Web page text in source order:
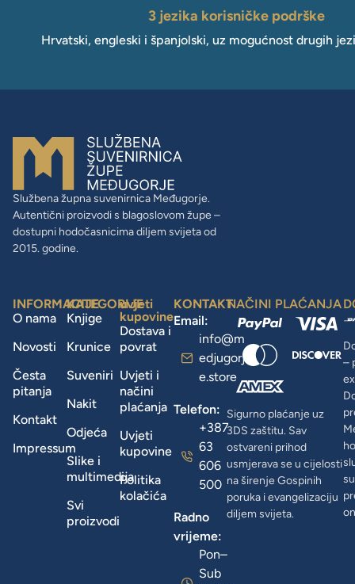
3 jezika korisničke podrške
Hrvatski, engleski i španjolski, uz mogućnost drugih
Službena župna suvenirnica Međugorje.
Autentični proizvodi s blagoslovom župe –
dostupni hodočasnicima diljem svijeta od
2015. godine.
INFORMACIJE
O nama
Novosti
Česta
pitanja
Kontakt
Impressum
KATEGORIJE
Knjige
Krunice
Suveniri
Nakit
Odjeća
Slike i
multimedija
Svi
proizvodi
uvjeti
kupovine
Dostava i
povrat
Uvjeti i
načini
plaćanja
Uvjeti
kupovine
Politika
kolačića
KONTAKT
Email:
info@m
edjugorj
e.store
Telefon:
+387
63
606
500
Radno
vrijeme:
Pon–
Sub
NAČINI PLAĆANJA
Sigurno plaćanje uz
3DS zaštitu. Sav
ostvareni prihod
usmjerava se u cijelosti
na širenje Gospinih
poruka i evangelizaciju
diljem svijeta.
–